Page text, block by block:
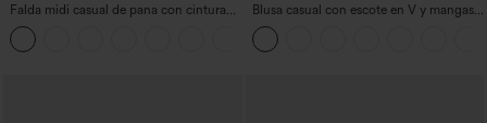
Falda midi casual de pana con cintura
media y bolsillo lateral frontal con
solapa
Blusa casual con escote en V y mangas
cortas abullonadas